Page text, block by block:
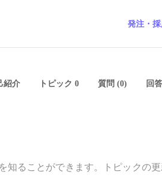
発注・
紹介 トピック 0 質問 (0) 回
知ることができます。トピックの